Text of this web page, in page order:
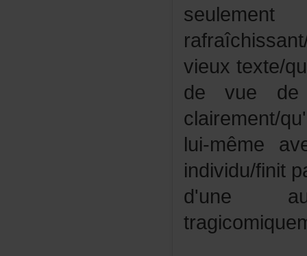
vieuxtexte/
clairement/
lui-
individu/